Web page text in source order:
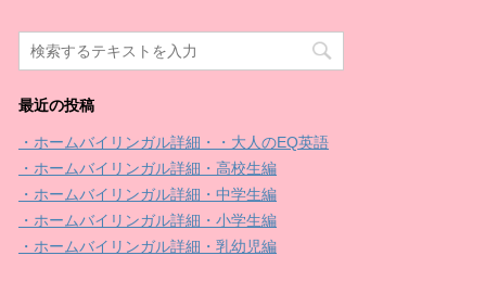
最近の投稿
・ホームバイリンガル詳細・・大人のEQ英語
・ホームバイリンガル詳細・高校生編
・ホームバイリンガル詳細・中学生編
・ホームバイリンガル詳細・小学生編
・ホームバイリンガル詳細・乳幼児編